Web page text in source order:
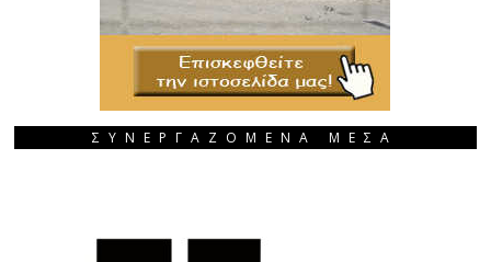
ΣΥΝΕΡΓΑΖΟΜΕΝΑ ΜΕΣΑ